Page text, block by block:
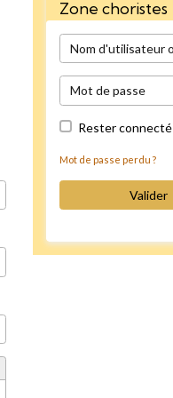
Zone choristes
Rester connecté
Mot de passe perdu ?
Valider